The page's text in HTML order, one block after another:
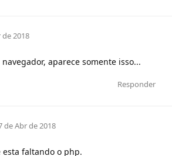
de 2018
aparece somente isso...
Responder
de Abr de 2018
esta faltando o php.